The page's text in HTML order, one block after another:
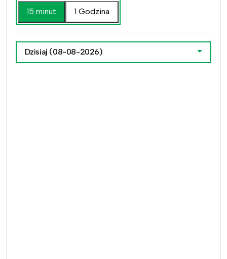
15 minut
1 Godzina
Dzisiaj (08-08-2026)